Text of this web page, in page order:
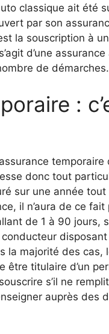
classique ait été
par son
la souscription à
d’une
de
:
donc tout
sur une année
il n’aura de ce
de 1 à 90 jours,
disposant
la majorité des cas,
être titulaire d’un
s’il ne
auprès des